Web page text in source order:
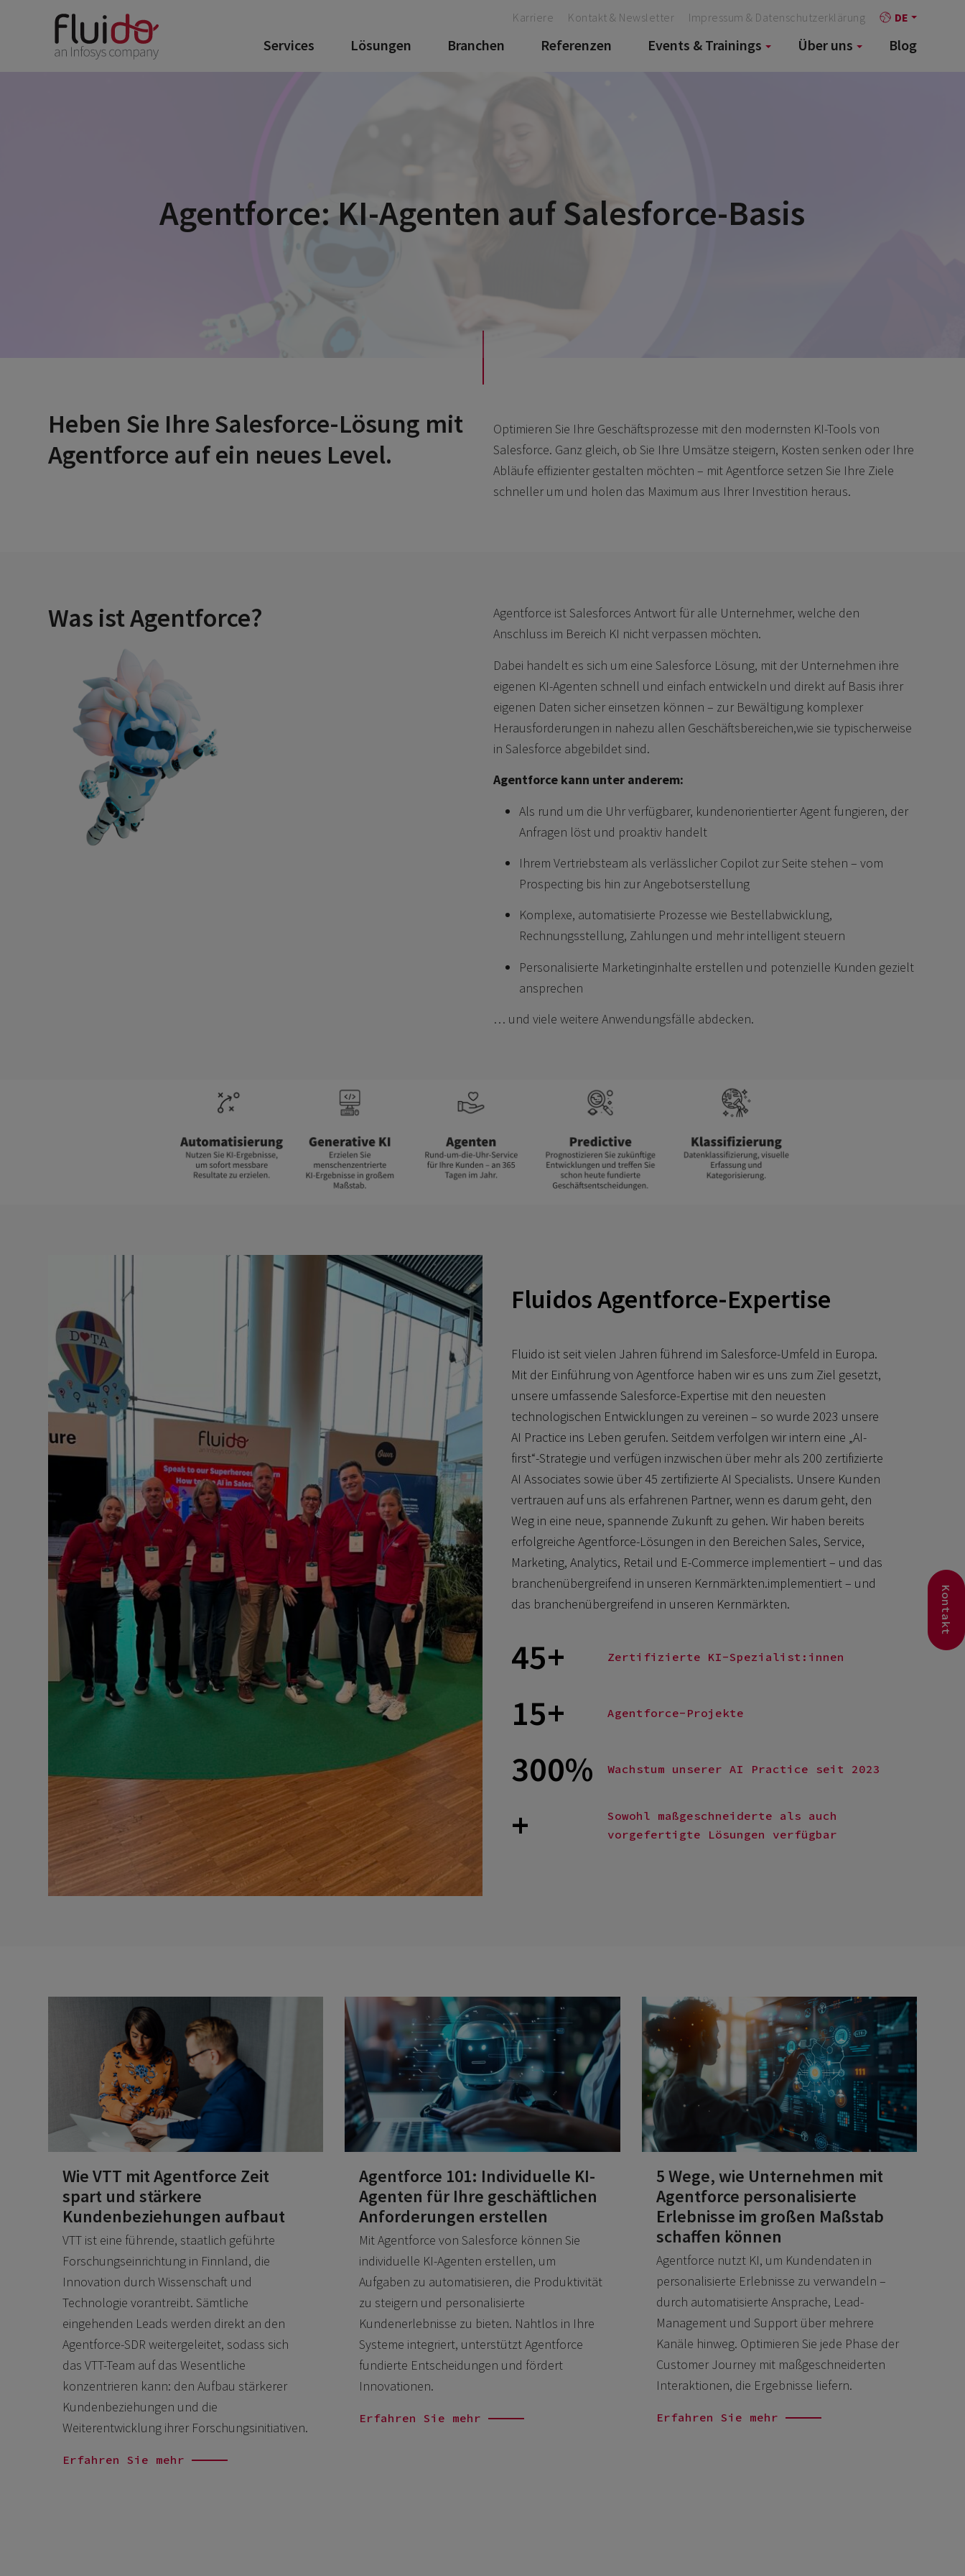
Services Lösungen Branchen Referenzen Events & Trainings Über uns Blog
Karriere Kontakt & Newsletter Impressum & Datenschutzerklärung DE
Agentforce: KI-Agenten auf Salesforce-Basis
Heben Sie Ihre Salesforce-Lösung mit
Agentforce auf ein neues Level.
Optimieren Sie Ihre Geschäftsprozesse mit den modernsten KI-Tools von
Salesforce. Ganz gleich, ob Sie Ihre Umsätze steigern, Kosten senken oder Ihre
Abläufe effizienter gestalten möchten – mit Agentforce setzen Sie Ihre Ziele
schneller um und holen das Maximum aus Ihrer Investition heraus.
Was ist Agentforce?
Agentforce ist Salesforces Antwort für alle Unternehmer, welche den
Anschluss im Bereich KI nicht verpassen möchten.
Dabei handelt es sich um eine Salesforce Lösung, mit der Unternehmen ihre
eigenen KI-Agenten schnell und einfach entwickeln und direkt auf Basis ihrer
eigenen Daten sicher einsetzen können – zur Bewältigung komplexer
Herausforderungen in nahezu allen Geschäftsbereichen,wie sie typischerweise
in Salesforce abgebildet sind.
Agentforce kann unter anderem:
Als rund um die Uhr verfügbarer, kundenorientierter Agent fungieren, der
Anfragen löst und proaktiv handelt
Ihrem Vertriebsteam als verlässlicher Copilot zur Seite stehen – vom
Prospecting bis hin zur Angebotserstellung
Komplexe, automatisierte Prozesse wie Bestellabwicklung,
Rechnungsstellung, Zahlungen und mehr intelligent steuern
Personalisierte Marketinginhalte erstellen und potenzielle Kunden gezielt
ansprechen
… und viele weitere Anwendungsfälle abdecken.
Fluidos Agentforce-Expertise
Fluido ist seit vielen Jahren führend im Salesforce-Umfeld in Europa.
Mit der Einführung von Agentforce haben wir es uns zum Ziel gesetzt,
unsere umfassende Salesforce-Expertise mit den neuesten
technologischen Entwicklungen zu vereinen – so wurde 2023 unsere
AI Practice ins Leben gerufen. Seitdem verfolgen wir intern eine „AI-
first“-Strategie und verfügen inzwischen über mehr als 200 zertifizierte
AI Associates sowie über 45 zertifizierte AI Specialists. Unsere Kunden
vertrauen auf uns als erfahrenen Partner, wenn es darum geht, den
Weg in eine neue, spannende Zukunft zu gehen. Wir haben bereits
erfolgreiche Agentforce-Lösungen in den Bereichen Sales, Service,
Marketing, Analytics, Retail und E-Commerce implementiert – und das
branchenübergreifend in unseren Kernmärkten.implementiert – und
das branchenübergreifend in unseren Kernmärkten.
45+ Zertifizierte KI-Spezialist:innen
15+ Agentforce-Projekte
300% Wachstum unserer AI Practice seit 2023
+
Sowohl maßgeschneiderte als auch
vorgefertigte Lösungen verfügbar
Wie VTT mit Agentforce Zeit
spart und stärkere
Kundenbeziehungen aufbaut
VTT ist eine führende, staatlich geführte
Forschungseinrichtung in Finnland, die
Innovation durch Wissenschaft und
Technologie vorantreibt. Sämtliche
eingehenden Leads werden direkt an den
Agentforce-SDR weitergeleitet, sodass sich
das VTT-Team auf das Wesentliche
konzentrieren kann: den Aufbau stärkerer
Kundenbeziehungen und die
Weiterentwicklung ihrer Forschungsinitiativen.
Erfahren Sie mehr
Agentforce 101: Individuelle KI-
Agenten für Ihre geschäftlichen
Anforderungen erstellen
Mit Agentforce von Salesforce können Sie
individuelle KI-Agenten erstellen, um
Aufgaben zu automatisieren, die Produktivität
zu steigern und personalisierte
Kundenerlebnisse zu bieten. Nahtlos in Ihre
Systeme integriert, unterstützt Agentforce
fundierte Entscheidungen und fördert
Innovationen.
Erfahren Sie mehr
5 Wege, wie Unternehmen mit
Agentforce personalisierte
Erlebnisse im großen Maßstab
schaffen können
Agentforce nutzt KI, um Kundendaten in
personalisierte Erlebnisse zu verwandeln –
durch automatisierte Ansprache, Lead-
Management und Support über mehrere
Kanäle hinweg. Optimieren Sie jede Phase der
Customer Journey mit maßgeschneiderten
Interaktionen, die Ergebnisse liefern.
Erfahren Sie mehr
Kontakt